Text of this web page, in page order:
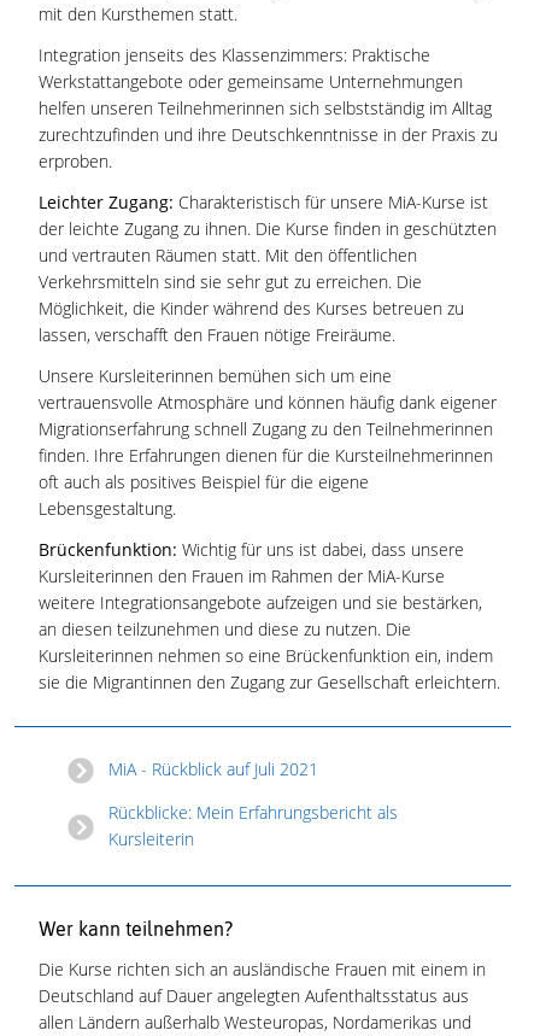
mit den Kursthemen statt.
Integration jenseits des Klassenzimmers: Praktische
Werkstattangebote oder gemeinsame Unternehmungen
helfen unseren Teilnehmerinnen sich selbstständig im Alltag
zurechtzufinden und ihre Deutschkenntnisse in der Praxis zu
erproben.
Leichter Zugang: Charakteristisch für unsere MiA-Kurse ist
der leichte Zugang zu ihnen. Die Kurse finden in geschützten
und vertrauten Räumen statt. Mit den öffentlichen
Verkehrsmitteln sind sie sehr gut zu erreichen. Die
Möglichkeit, die Kinder während des Kurses betreuen zu
lassen, verschafft den Frauen nötige Freiräume.
Unsere Kursleiterinnen bemühen sich um eine
vertrauensvolle Atmosphäre und können häufig dank eigener
Migrationserfahrung schnell Zugang zu den Teilnehmerinnen
finden. Ihre Erfahrungen dienen für die Kursteilnehmerinnen
oft auch als positives Beispiel für die eigene
Lebensgestaltung.
Brückenfunktion: Wichtig für uns ist dabei, dass unsere
Kursleiterinnen den Frauen im Rahmen der MiA-Kurse
weitere Integrationsangebote aufzeigen und sie bestärken,
an diesen teilzunehmen und diese zu nutzen. Die
Kursleiterinnen nehmen so eine Brückenfunktion ein, indem
sie die Migrantinnen den Zugang zur Gesellschaft erleichtern.
MiA - Rückblick auf Juli 2021
Rückblicke: Mein Erfahrungsbericht als
Kursleiterin
Wer kann teilnehmen?
Die Kurse richten sich an ausländische Frauen mit einem in
Deutschland auf Dauer angelegten Aufenthaltsstatus aus
allen Ländern außerhalb Westeuropas, Nordamerikas und